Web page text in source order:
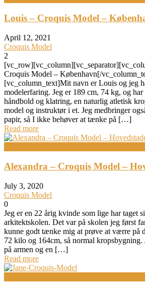
Louis – Croquis Model –
April 12, 2021
Croquis Model
2
Croquis Model – København[/
[vc_column_text]Mit navn er Louis og jeg
modelerfaring. Jeg er 189 cm, 74 kg, og har
håndbold og klatring, en naturlig atletisk
model og instruktør i et. Jeg medbringer
papir, så I ikke behøver at tænke på […]
Read more
Alexandra – Croquis Model –
July 3, 2020
Croquis Model
0
Jeg er en 22 årig kvinde som lige har taget
arkitektskolen. Det var på skolen jeg først
kunne godt tænke mig at prøve at værre på
72 kilo og 164cm, så normal kropsbygning.
på armen og en […]
Read more